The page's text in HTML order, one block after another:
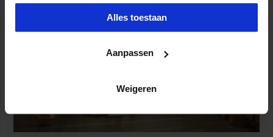
Alles toestaan
Aanpassen
Weigeren